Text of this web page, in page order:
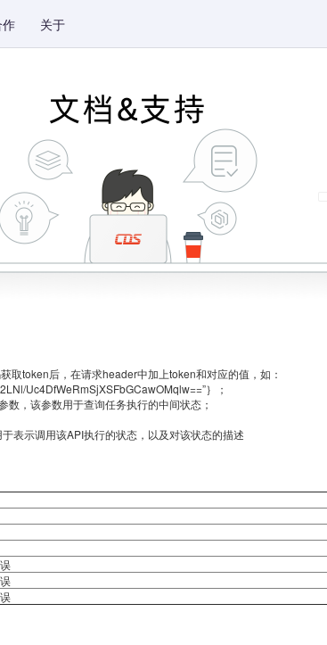
关于
取token后，在请求header中加上token和对应的值，如：
Uc4DfWeRmSjXSFbGCawOMqlw==”｝；
，该参数用于查询任务执行的中间状态；
表示调用该API执行的状态，以及对该状态的描述